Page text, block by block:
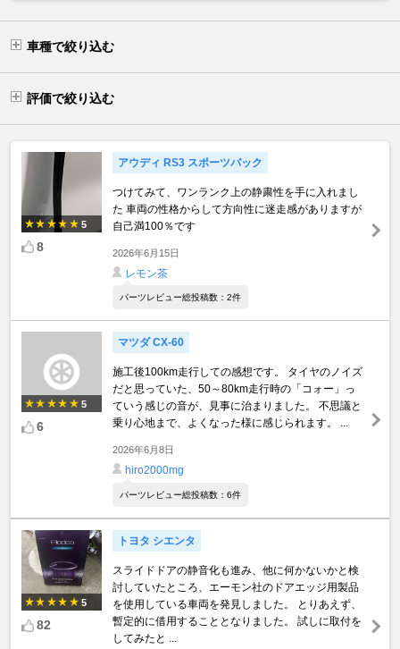
車種で絞り込む
評価で絞り込む
5
8
アウディ RS3 スポーツバック
つけてみて、ワンランク上の静粛性を手に入れまし
た 車両の性格からして方向性に迷走感がありますが
自己満100％です
2026年6月15日
レモン茶
パーツレビュー総投稿数：2件
5
6
マツダ CX-60
施工後100km走行しての感想です。 タイヤのノイズ
だと思っていた、50～80km走行時の「コォー」っ
ていう感じの音が、見事に治まりました。 不思議と
乗り心地まで、よくなった様に感じられます。 ...
2026年6月8日
hiro2000mg
パーツレビュー総投稿数：6件
5
82
トヨタ シエンタ
スライドドアの静音化も進み、他に何かないかと検
討していたところ、エーモン社のドアエッジ用製品
を使用している車両を発見しました。 とりあえず、
暫定的に借用することとなりました。 試しに取付を
してみたと ...